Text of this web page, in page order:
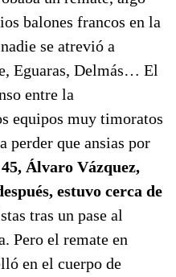
balones francos en la
se atrevió a
Eguaras, Delmás… El
entre la
equipos muy timoratos
perder que ansias por
Álvaro Vázquez,
estuvo cerca de
tras un pase al
Pero el remate en
en el cuerpo de